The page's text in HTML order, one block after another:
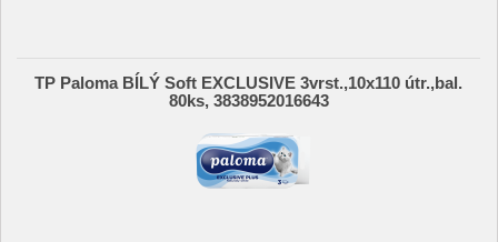
TP Paloma BÍLÝ Soft EXCLUSIVE 3vrst.,10x110 útr.,bal.
80ks, 3838952016643